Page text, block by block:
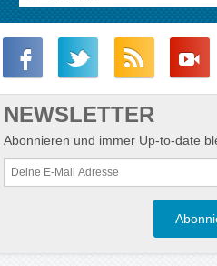
NEWSLETTER
Abonnieren und immer Up-to-date